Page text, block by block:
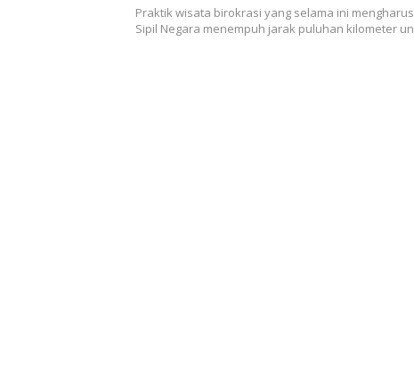
Praktik wisata birokrasi yang selama ini
Sipil Negara menempuh jarak puluhan kilometer